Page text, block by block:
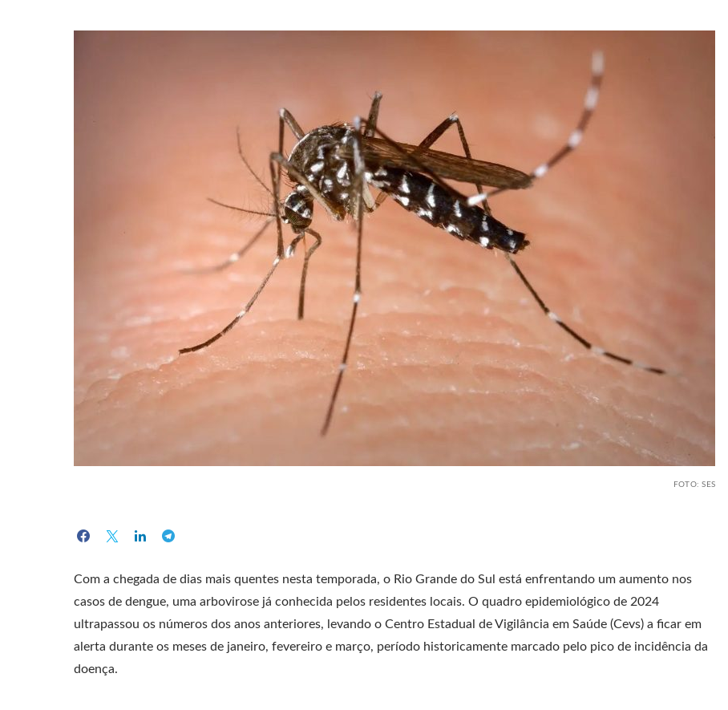
FOTO: SES
Com a chegada de dias mais quentes nesta temporada, o Rio Grande do Sul está enfrentando um aumento nos
casos de dengue, uma arbovirose já conhecida pelos residentes locais. O quadro epidemiológico de 2024
ultrapassou os números dos anos anteriores, levando o Centro Estadual de Vigilância em Saúde (Cevs) a ficar em
alerta durante os meses de janeiro, fevereiro e março, período historicamente marcado pelo pico de incidência da
doença.